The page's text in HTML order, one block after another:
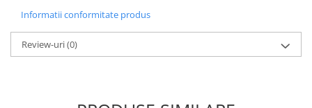
Informatii conformitate produs
Review-uri(0)